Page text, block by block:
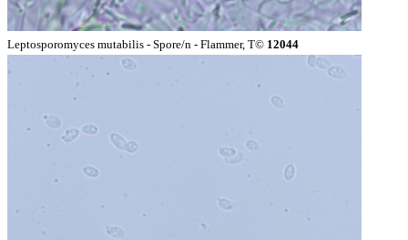
Leptosporomyces mutabilis - Spore/n - Flammer, T© 12044